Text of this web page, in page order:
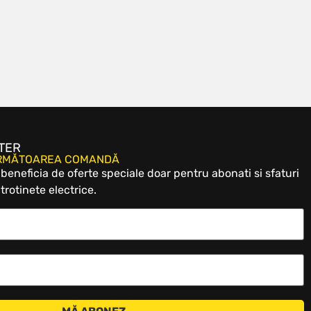
COMANDĂ
de oferte speciale doar pentru abonati si sfaturi
electrice.